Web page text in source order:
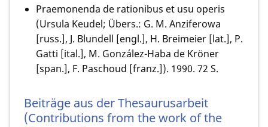
Praemonenda de rationibus et usu operis
(Ursula Keudel; Übers.: G. M. Anziferowa
[russ.], J. Blundell [engl.], H. Breimeier [lat.], P.
Gatti [ital.], M. González-Haba de Kröner
[span.], F. Paschoud [franz.]). 1990. 72 S.
Beiträge aus der Thesaurusarbeit
(Contributions from the work of the